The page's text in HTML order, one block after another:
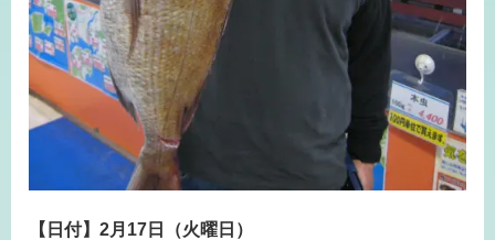
【日付】2月17日（火曜日）